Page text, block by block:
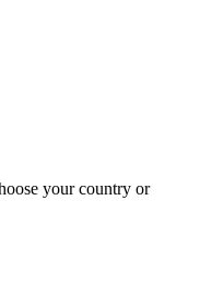
your country or